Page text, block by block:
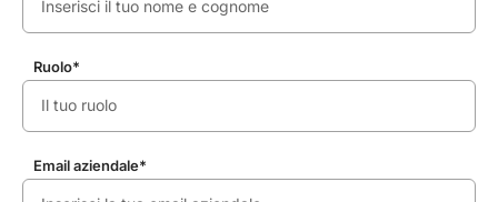
Ruolo*
Email aziendale*